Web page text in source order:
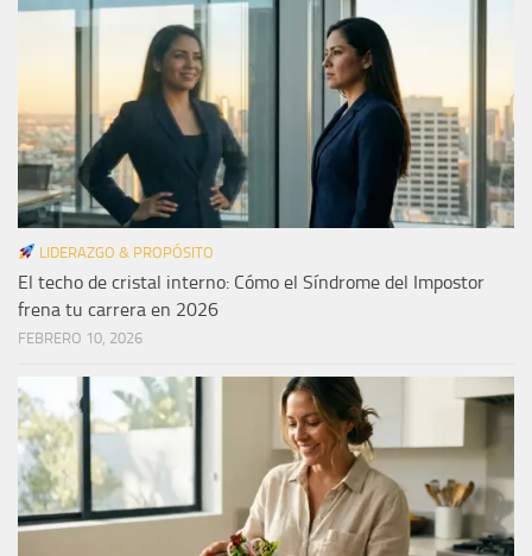
LIDERAZGO & PROPÓSITO
El techo de cristal interno: Cómo el Síndrome del Impostor
frena tu carrera en 2026
FEBRERO 10, 2026